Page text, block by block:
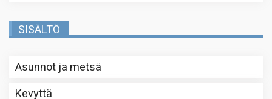
SISÄLTÖ
Asunnot ja metsä
Kevyttä